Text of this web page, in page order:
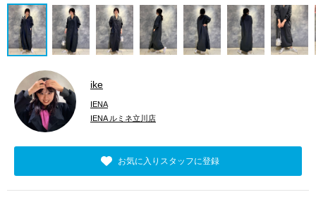
ike
IENA
IENA ルミネ立川店
お気に入りスタッフに登録